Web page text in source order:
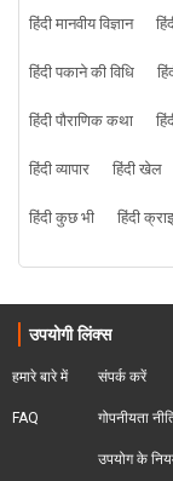
हिंदी मानवीय विज्ञान
हिंदी पकाने की विधि
हिंदी पौराणिक कथा
हिंदी व्यापार
हिंदी खेल
हिंदी कुछ भी
हिंदी
उपयोगी लिंक्स
हमारे बारे में
FAQ
संपर्क करें
गोपनीयता
उपयोग के